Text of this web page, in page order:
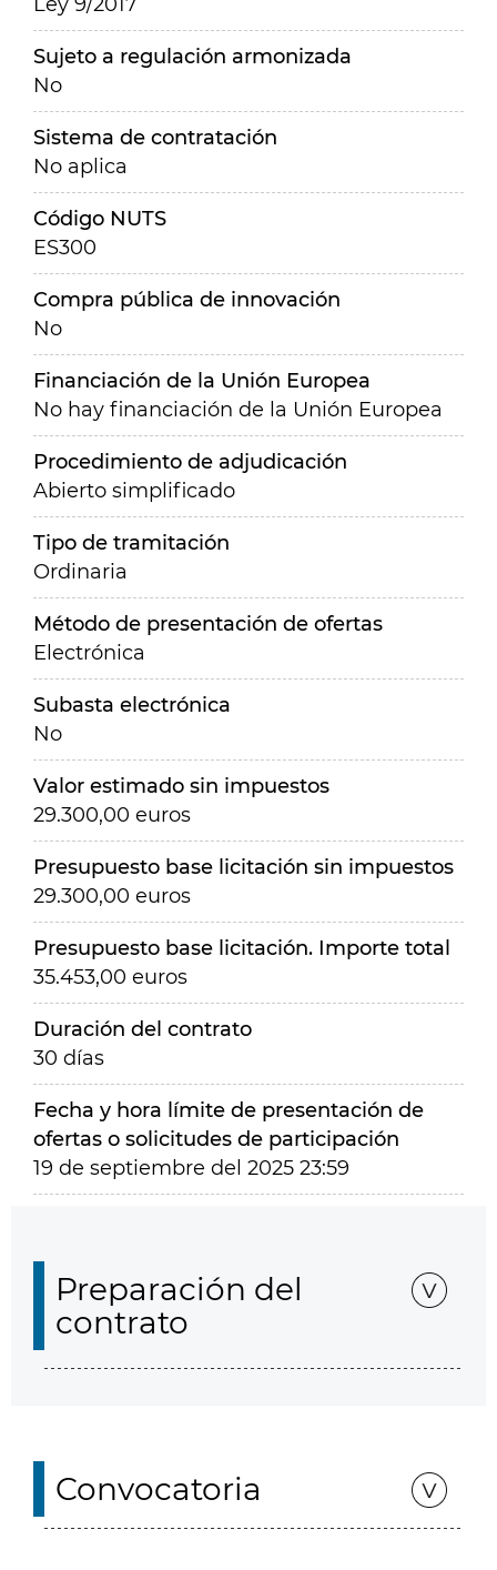
Sujeto a regulación armonizada
No
Sistema de contratación
No aplica
Código NUTS
ES300
Compra pública de innovación
No
Financiación de la Unión Europea
No hay financiación de la Unión Europea
Procedimiento de adjudicación
Abierto simplificado
Tipo de tramitación
Ordinaria
Método de presentación de ofertas
Electrónica
Subasta electrónica
No
Valor estimado sin impuestos
29.300,00 euros
Presupuesto base licitación sin impuestos
29.300,00 euros
Presupuesto base licitación. Importe total
35.453,00 euros
Duración del contrato
30 días
Fecha y hora límite de presentación de
ofertas o solicitudes de participación
19 de septiembre del 2025 23:59
Preparación del
contrato
Convocatoria